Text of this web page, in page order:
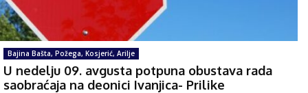
Bajina Bašta, Požega, Kosjerić, Arilje
U nedelju 09. avgusta potpuna obustava rada
saobraćaja na deonici Ivanjica- Prilike